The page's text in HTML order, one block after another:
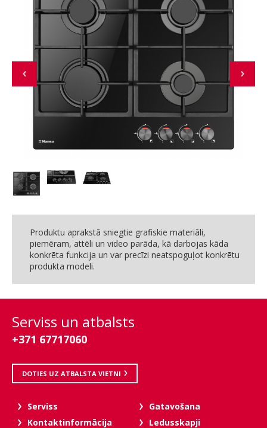
Produktu aprakstā sniegtie grafiskie materiāli,
piemēram, attēli un video parāda, kā darbojas kāda
konkrēta funkcija un var precīzi neatspoguļot konkrētu
produkta modeli.
Serviss un atbalsts
+371 67717060
DOTIES UZ ATBALSTA VIETNI
Serviss
Kontaktinformācija
Gatavošana
Ledusskapji